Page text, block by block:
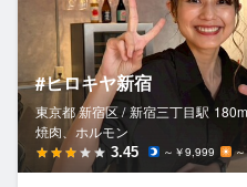
#ヒロキヤ新宿
東京都 新宿区 / 新宿三丁目駅 180m
焼肉、ホルモン
3.45 ～￥9,999